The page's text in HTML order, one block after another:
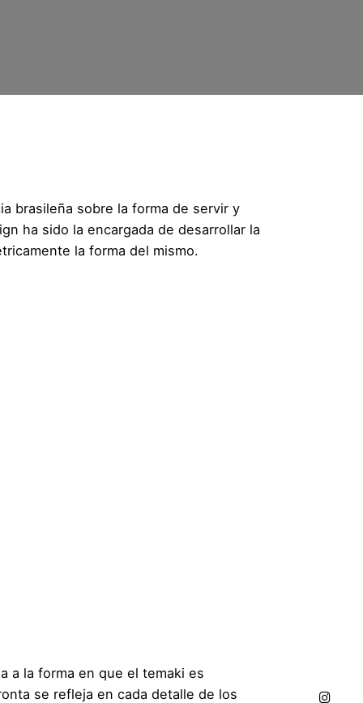
brasileña sobre la forma de servir y
ha sido la encargada de desarrollar la
la forma del mismo.
a la forma en que el temaki es
se refleja en cada detalle de los